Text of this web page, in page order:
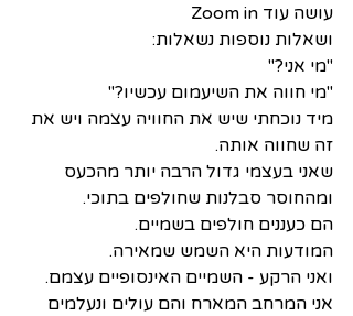
עושה עוד Zoom in
ושאלות נוספות נשאלות:
"מי אני?"
"מי חווה את השיעמום עכשיו?"
מיד נוכחתי שיש את החוויה עצמה ויש את
זה שחווה אותה.
שאני בעצמי גדול הרבה יותר מהכעס
ומהחוסר סבלנות שחולפים בתוכי.
הם כעננים חולפים בשמיים.
המודעות היא השמש שמאירה.
ואני הרקע - השמיים האינסופיים עצמם.
אני המרחב המארח והם עולים ונעלמים